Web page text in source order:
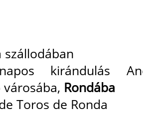
szállodában
kirándulás
városába, Rondába
Toros de Ronda